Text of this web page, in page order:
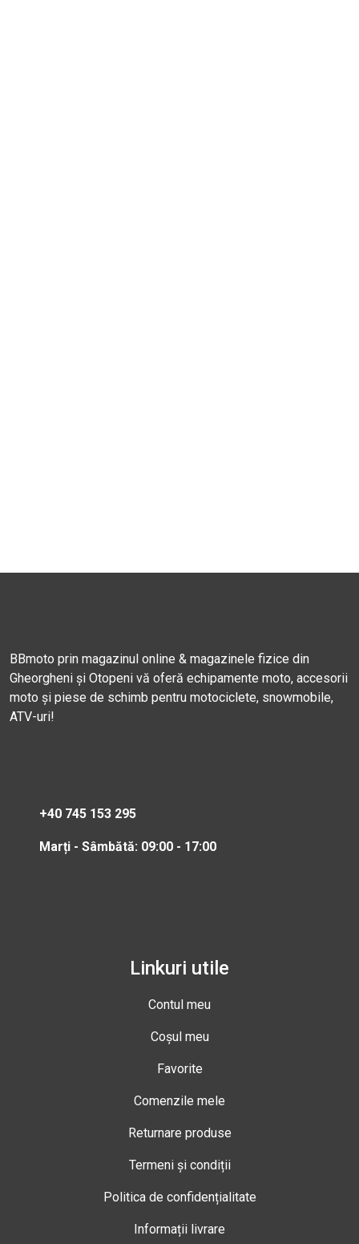
BBmoto prin magazinul online & magazinele fizice din
Gheorgheni și Otopeni vă oferă echipamente moto, accesorii
moto și piese de schimb pentru motociclete, snowmobile,
ATV-uri!
+40 745 153 295
Marți - Sâmbătă: 09:00 - 17:00
Linkuri utile
Contul meu
Coșul meu
Favorite
Comenzile mele
Returnare produse
Termeni și condiții
Politica de confidențialitate
Informații livrare